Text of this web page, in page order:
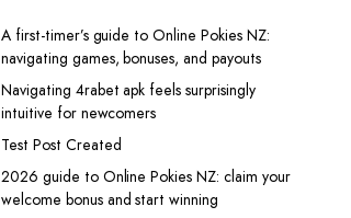
A first-timer’s guide to Online Pokies NZ:
navigating games, bonuses, and payouts
Navigating 4rabet apk feels surprisingly
intuitive for newcomers
Test Post Created
2026 guide to Online Pokies NZ: claim your
welcome bonus and start winning